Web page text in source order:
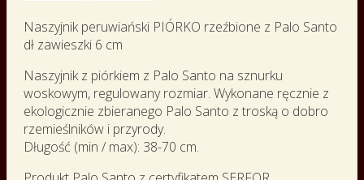
Naszyjnik peruwiański PIÓRKO rzeźbione z Palo Santo
dł zawieszki 6 cm
Naszyjnik z piórkiem z Palo Santo na sznurku
woskowym, regulowany rozmiar. Wykonane ręcznie z
ekologicznie zbieranego Palo Santo z troską o dobro
rzemieślników i przyrody.
Długość (min / max): 38-70 cm.